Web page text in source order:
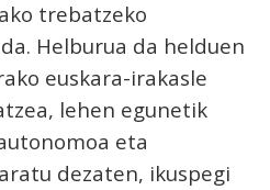
trebatzeko
Helburua da helduen
euskara-irakasle
lehen egunetik
eta
dezaten, ikuspegi